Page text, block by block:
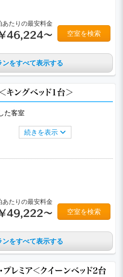
あたりの最安料金
46,224～ 空室を検索
ンをすべて表示する
キングベッド1台＞
た客室
続きを表示
あたりの最安料金
49,222～ 空室を検索
ンをすべて表示する
プレミア＜クイーンベッド2台